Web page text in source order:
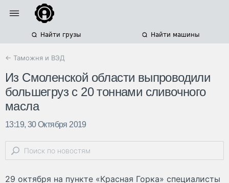
Найти грузы Найти машины
← Таможня и ВЭД
Из Смоленской области выпроводили
большегруз с 20 тоннами сливочного
масла
13:19, 30 Октября 2019
29 октября на пункте «Красная Горка» специалисты